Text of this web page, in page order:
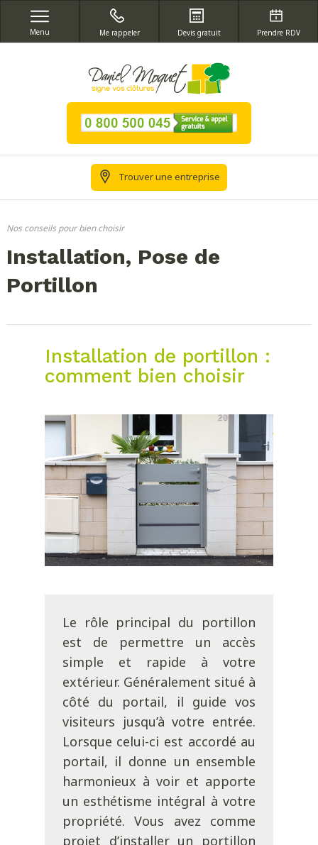
Menu Me rappeler Devis gratuit Prendre RDV
Trouver une entreprise
Nos conseils pour bien choisir
Installation, Pose de
Portillon
Installation de portillon :
comment bien choisir
Le rôle principal du portillon
est de permettre un accès
simple et rapide à votre
extérieur. Généralement situé à
côté du portail, il guide vos
visiteurs jusqu’à votre entrée.
Lorsque celui-ci est accordé au
portail, il donne un ensemble
harmonieux à voir et apporte
un esthétisme intégral à votre
propriété. Vous avez comme
projet d’installer un portillon